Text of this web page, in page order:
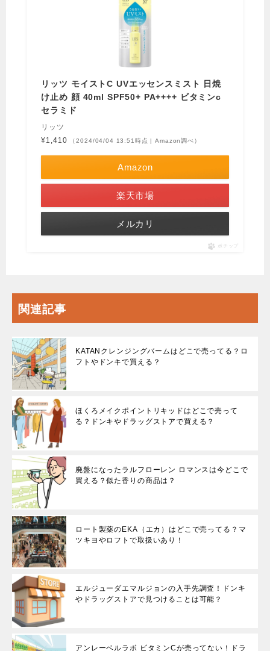
リッツ モイストC UVエッセンスミスト 日焼
け止め 顔 40ml SPF50+ PA++++ ビタミンc
セラミド
リッツ
¥1,410
（2024/04/04 13:51時点 | Amazon調べ）
Amazon
楽天市場
メルカリ
ポチップ
関連記事
KATANクレンジングバームはどこで売ってる？ロ
フトやドンキで買える？
ほくろメイクポイントリキッドはどこで売って
る？ドンキやドラッグストアで買える？
廃盤になったラルフローレン ロマンスは今どこで
買える？似た香りの商品は？
ロート製薬のEKA（エカ）はどこで売ってる？マ
ツキヨやロフトで取扱いあり！
エルジューダエマルジョンの入手先調査！ドンキ
やドラッグストアで見つけることは可能？
アンレーベルラボ ビタミンCが売ってない！ドラ